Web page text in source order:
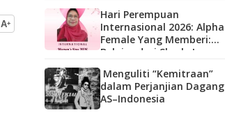
A+
Hari Perempuan
Internasional 2026: Alpha
Female Yang Memberi:
Belajar dari Sherly Laos
Menguliti “Kemitraan”
dalam Perjanjian Dagang
AS–Indonesia